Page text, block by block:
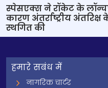
स्पेसएक्स ने रॉकेट के
कारण अंतर्राष्ट्रीय अंतरिक्ष
स्थगित की
हमारे सबंध में
नागरिक चार्टर